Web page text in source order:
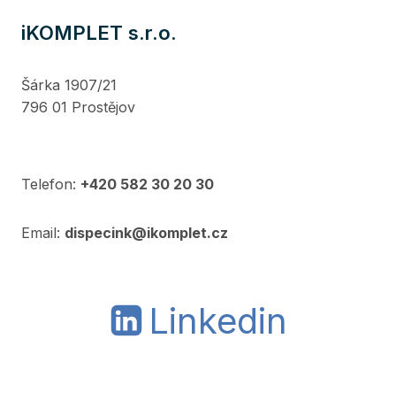
iKOMPLET s.r.o.
Šárka 1907/21
796 01 Prostějov
Telefon: +420 582 30 20 30
Email: dispecink@ikomplet.cz
Linkedin